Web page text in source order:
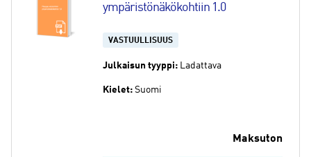
ympäristönäkökohtiin 1.0
VASTUULLISUUS
Julkaisun tyyppi: Ladattava
Kielet: Suomi
Maksuton